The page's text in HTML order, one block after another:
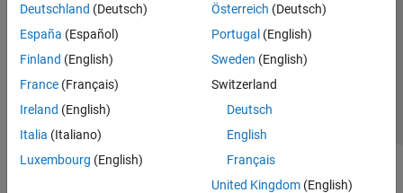
Deutschland (Deutsch)
España (Español)
Finland (English)
France (Français)
Ireland (English)
Italia (Italiano)
Luxembourg (English)
Österreich (Deutsch)
Portugal (English)
Sweden (English)
Switzerland
Deutsch
English
Français
United Kingdom(English)
Antipirateria
Stato dell'applicazione
Contatti
© 1994-2026 The MathWorks, Inc.